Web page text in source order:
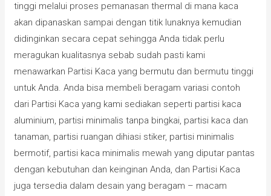
tinggi melalui proses pemanasan thermal di mana kaca
akan dipanaskan sampai dengan titik lunaknya kemudian
didinginkan secara cepat sehingga Anda tidak perlu
meragukan kualitasnya sebab sudah pasti kami
menawarkan Partisi Kaca yang bermutu dan bermutu tinggi
untuk Anda. Anda bisa membeli beragam variasi contoh
dari Partisi Kaca yang kami sediakan seperti partisi kaca
aluminium, partisi minimalis tanpa bingkai, partisi kaca dan
tanaman, partisi ruangan dihiasi stiker, partisi minimalis
bermotif, partisi kaca minimalis mewah yang diputar pantas
dengan kebutuhan dan keinginan Anda, dan Partisi Kaca
juga tersedia dalam desain yang beragam – macam